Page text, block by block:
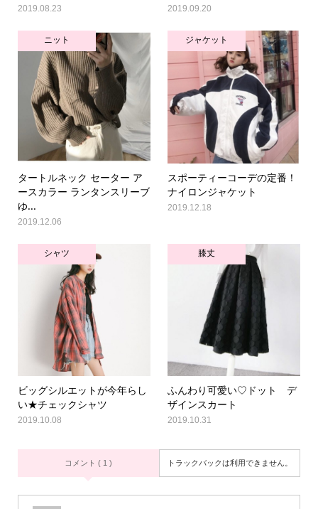
2019.08.23 2019.09.20
ニット
タートルネック セーター ア
ースカラー ランタンスリーブ
ゆ...
2019.12.06
ジャケット
スポーティーコーデの定番！
ナイロンジャケット
2019.12.18
シャツ
ビッグシルエットが今年らし
い★チェックシャツ
2019.10.08
膝丈
ふんわり可愛い♡ドット デ
ザインスカート
2019.10.31
コメント ( 1 ) トラックバックは利用できません。